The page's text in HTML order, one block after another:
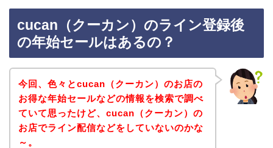
cucan（クーカン）のライン登録後
の年始セールはあるの？
今回、色々とcucan（クーカン）のお店の
お得な年始セールなどの情報を検索で調べ
ていて思ったけど、cucan（クーカン）の
お店でライン配信などをしていないのかな
～。